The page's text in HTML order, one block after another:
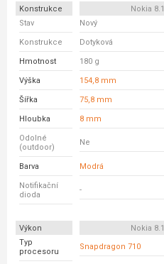
Konstrukce Nokia 8.1
Stav
Nový
Konstrukce Dotyková
Hmotnost 180 g
Výška 154,8 mm
Šířka 75,8 mm
Hloubka 8 mm
Odolné
(outdoor)
Ne
Barva Modrá
Notifikační
dioda
-
Výkon Nokia 8.1
Typ
procesoru
Snapdragon 710